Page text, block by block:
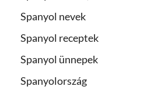
Spanyol nevek
Spanyol receptek
Spanyol ünnepek
Spanyolország